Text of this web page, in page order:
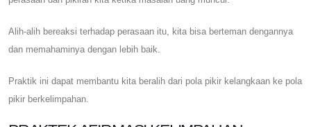
Alih-alih bereaksi terhadap perasaan itu, kita bisa berteman dengannya
dan memahaminya dengan lebih baik.
Praktik ini dapat membantu kita beralih dari pola pikir kelangkaan ke pola
pikir berkelimpahan.